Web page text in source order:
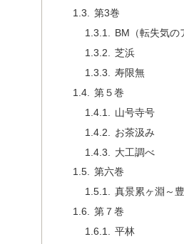
第3巻
BM（転失気の
芝浜
寿限無
第５巻
山号寺号
お茶汲み
大工調べ
第六巻
真景累ヶ淵～
第７巻
平林